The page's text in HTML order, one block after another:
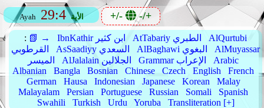
Ayah 29:4 الأية +/- -/+
: 📗 → IbnKathir ابن كثير AtTabariy الطبري
AlQurtubi
القرطوبي
AsSaadiyy السعدي AlBaghawi البغوي
AlMuyassar
الميسر
AlJalalain الجلالين Grammar الإعراب
Arabic
Albanian
Bangla Bosnian Chinese Czech English
French
German
Hausa Indonesian Japanese Korean
Malay
Malayalam
Persian Portuguese Russian Somali
Spanish
Swahili
Turkish Urdu Yoruba Transliteration [+]